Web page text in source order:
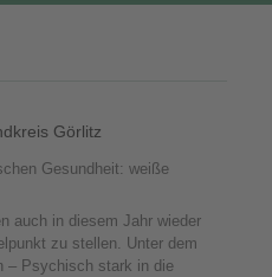
Görlitz
auch in diesem Jahr wieder
zu stellen. Unter dem
– Psychisch stark in die